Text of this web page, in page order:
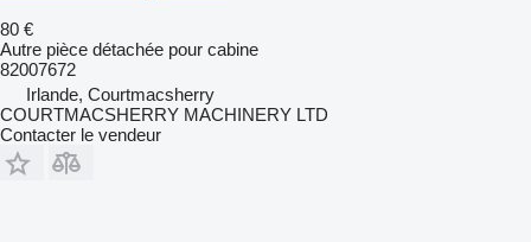
80 €
Autre pièce détachée pour cabine
82007672
Irlande, Courtmacsherry
COURTMACSHERRY MACHINERY LTD
Contacter le vendeur